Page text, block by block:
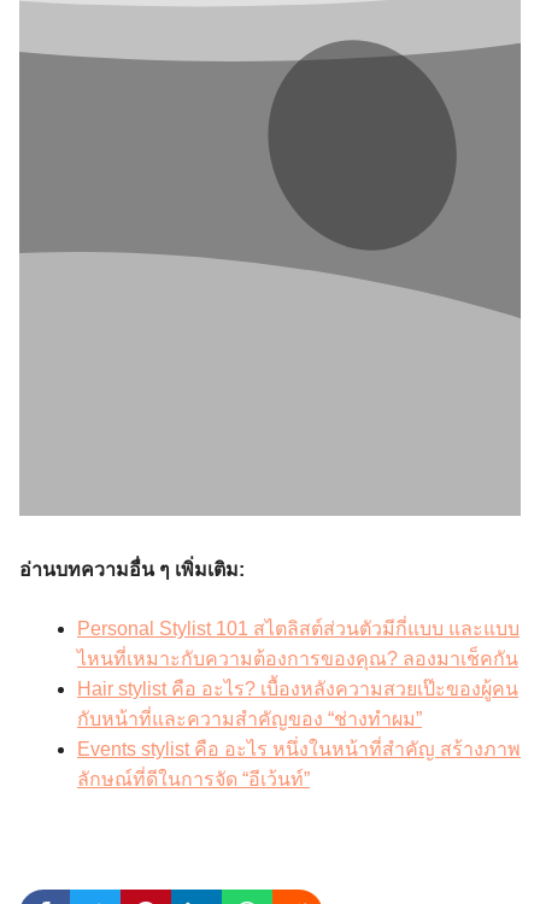
อ่านบทความอื่น ๆ เพิ่มเติม:
Personal Stylist 101 สไตลิสต์ส่วนตัวมีกี่แบบ และแบบ
ไหนที่เหมาะกับความต้องการของคุณ? ลองมาเช็คกัน
Hair stylist คือ อะไร? เบื้องหลังความสวยเป๊ะของผู้คน
กับหน้าที่และความสำคัญของ “ช่างทำผม”
Events stylist คือ อะไร หนึ่งในหน้าที่สำคัญ สร้างภาพ
ลักษณ์ที่ดีในการจัด “อีเว้นท์”